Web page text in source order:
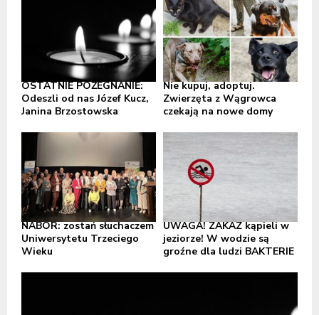
OSTATNIE POŻEGNANIE:
Odeszli od nas Józef Kucz,
Janina Brzostowska
Nie kupuj, adoptuj.
Zwierzęta z Wągrowca
czekają na nowe domy
NABÓR: zostań słuchaczem
Uniwersytetu Trzeciego
Wieku
UWAGA! ZAKAZ kąpieli w
jeziorze! W wodzie są
groźne dla ludzi BAKTERIE